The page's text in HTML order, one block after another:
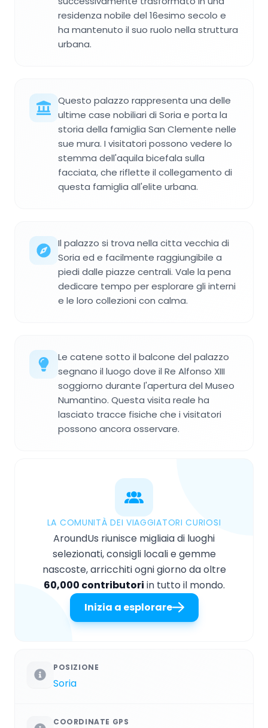
residenza nobile del 16esimo secolo e
ha mantenuto il suo ruolo nella struttura
urbana.
Questo palazzo rappresenta una delle
ultime case nobiliari di Soria e porta la
storia della famiglia San Clemente nelle
sue mura. I visitatori possono vedere lo
stemma dell'aquila bicefala sulla
facciata, che riflette il collegamento di
questa famiglia all'elite urbana.
Il palazzo si trova nella citta vecchia di
Soria ed e facilmente raggiungibile a
piedi dalle piazze centrali. Vale la pena
dedicare tempo per esplorare gli interni
e le loro collezioni con calma.
Le catene sotto il balcone del palazzo
segnano il luogo dove il Re Alfonso XIII
soggiorno durante l'apertura del Museo
Numantino. Questa visita reale ha
lasciato tracce fisiche che i visitatori
possono ancora osservare.
LA COMUNITÀ DEI VIAGGIATORI CURIOSI
AroundUs riunisce migliaia di luoghi
selezionati, consigli locali e gemme
nascoste, arricchiti ogni giorno da oltre
60,000 contributori in tutto il mondo.
Inizia a esplorare
POSIZIONE
Soria
COORDINATE GPS